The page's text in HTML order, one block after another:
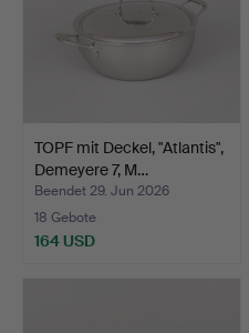
TOPF mit Deckel, "Atlantis",
Demeyere 7, M…
Beendet 29. Jun 2026
18 Gebote
164 USD